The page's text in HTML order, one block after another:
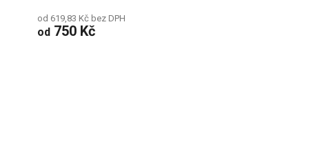
od 619,83 Kč bez DPH
od 750 Kč